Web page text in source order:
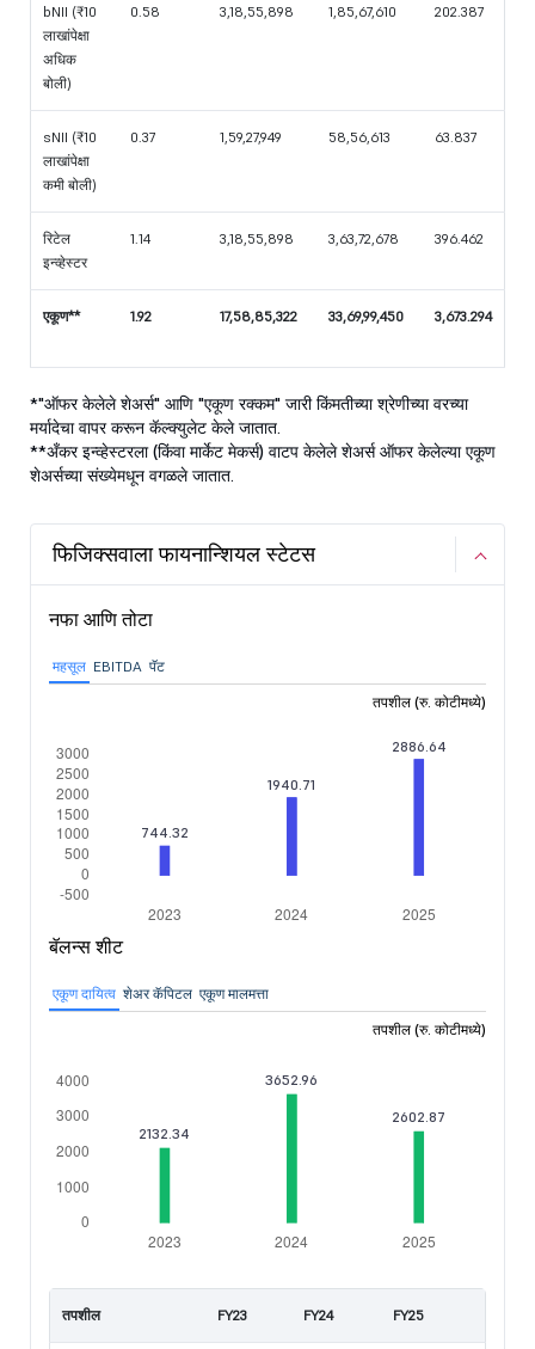
bNII (₹10
लाखांपेक्षा
अधिक
बोली)
0.58 3,18,55,898 1,85,67,610 202.387
sNII (₹10
लाखांपेक्षा
कमी बोली)
0.37 1,59,27,949 58,56,613 63.837
रिटेल
इन्व्हेस्टर
1.14 3,18,55,898 3,63,72,678 396.462
एकूण** 1.92 17,58,85,322 33,69,99,450 3,673.294
*"ऑफर केलेले शेअर्स" आणि "एकूण रक्कम" जारी किंमतीच्या श्रेणीच्या वरच्या
मर्यादेचा वापर करून कॅल्क्युलेट केले जातात.
**अँकर इन्व्हेस्टरला (किंवा मार्केट मेकर्स) वाटप केलेले शेअर्स ऑफर केलेल्या एकूण
शेअर्सच्या संख्येमधून वगळले जातात.
फिजिक्सवाला फायनान्शियल स्टेटस
नफा आणि तोटा
महसूल EBITDA पॅट
तपशील (रु. कोटीमध्ये)
बॅलन्स शीट
एकूण दायित्व शेअर कॅपिटल एकूण मालमत्ता
तपशील (रु. कोटीमध्ये)
तपशील FY23 FY24 FY25